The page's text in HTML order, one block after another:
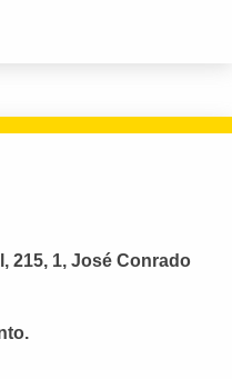
215, 1, José Conrado